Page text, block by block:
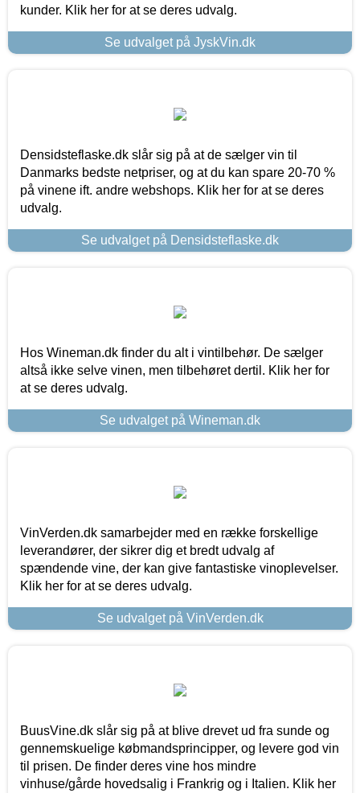
kunder. Klik her for at se deres udvalg.
Se udvalget på JyskVin.dk
Densidsteflaske.dk slår sig på at de sælger vin til
Danmarks bedste netpriser, og at du kan spare 20-70 %
på vinene ift. andre webshops. Klik her for at se deres
udvalg.
Se udvalget på Densidsteflaske.dk
Hos Wineman.dk finder du alt i vintilbehør. De sælger
altså ikke selve vinen, men tilbehøret dertil. Klik her for
at se deres udvalg.
Se udvalget på Wineman.dk
VinVerden.dk samarbejder med en række forskellige
leverandører, der sikrer dig et bredt udvalg af
spændende vine, der kan give fantastiske vinoplevelser.
Klik her for at se deres udvalg.
Se udvalget på VinVerden.dk
BuusVine.dk slår sig på at blive drevet ud fra sunde og
gennemskuelige købmandsprincipper, og levere god vin
til prisen. De finder deres vine hos mindre
vinhuse/gårde hovedsalig i Frankrig og i Italien. Klik her